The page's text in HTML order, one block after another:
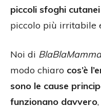
piccoli sfoghi cutanei
piccolo più irritabile
Noi di BlaBlaMamma
modo chiaro cos’è
sono le cause
funzionano davvero